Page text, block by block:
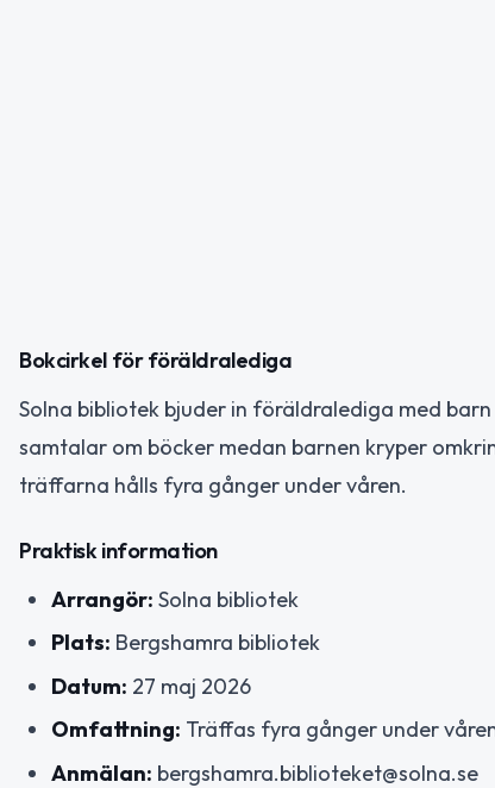
Bokcirkel för föräldralediga
Solna bibliotek bjuder in föräldralediga med
samtalar om böcker medan barnen kryper
träffarna hålls fyra gånger under våren.
Praktisk information
Arrangör: Solna bibliotek
Plats: Bergshamra bibliotek
Datum: 27 maj 2026
Omfattning: Träffas fyra gånger under
Anmälan: bergshamra.biblioteket@solna.se